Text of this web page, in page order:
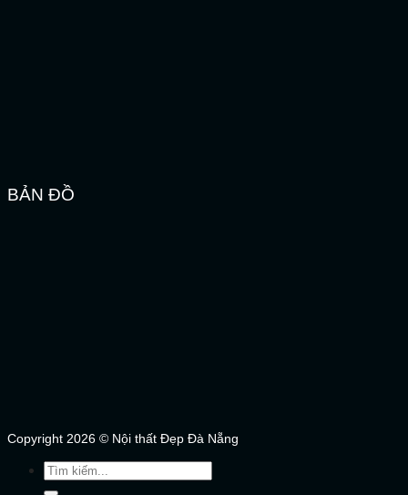
BẢN ĐỒ
Copyright 2026 © Nội thất Đẹp Đà Nẵng
Tìm
kiếm: